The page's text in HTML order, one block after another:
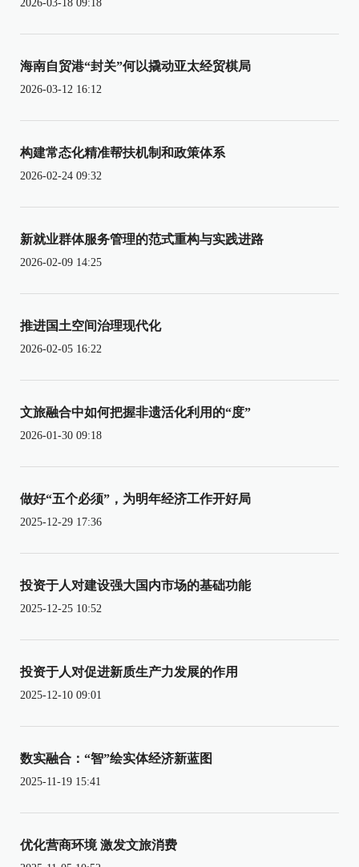
2026-03-18 09:18
海南自贸港“封关”何以撬动亚太经贸棋局
2026-03-12 16:12
构建常态化精准帮扶机制和政策体系
2026-02-24 09:32
新就业群体服务管理的范式重构与实践进路
2026-02-09 14:25
推进国土空间治理现代化
2026-02-05 16:22
文旅融合中如何把握非遗活化利用的“度”
2026-01-30 09:18
做好“五个必须”，为明年经济工作开好局
2025-12-29 17:36
投资于人对建设强大国内市场的基础功能
2025-12-25 10:52
投资于人对促进新质生产力发展的作用
2025-12-10 09:01
数实融合：“智”绘实体经济新蓝图
2025-11-19 15:41
优化营商环境 激发文旅消费